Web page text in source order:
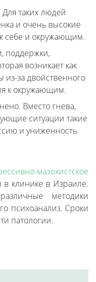
таких людей
и очень высокие
себе и окружающим.
поддержки,
возникает как
из-за двойственного
к окружающим.
Вместо гнева,
ситуации такие
и униженность.
мазохистское
в клинике в Израиле.
методики
психоанализ. Сроки
патологии.